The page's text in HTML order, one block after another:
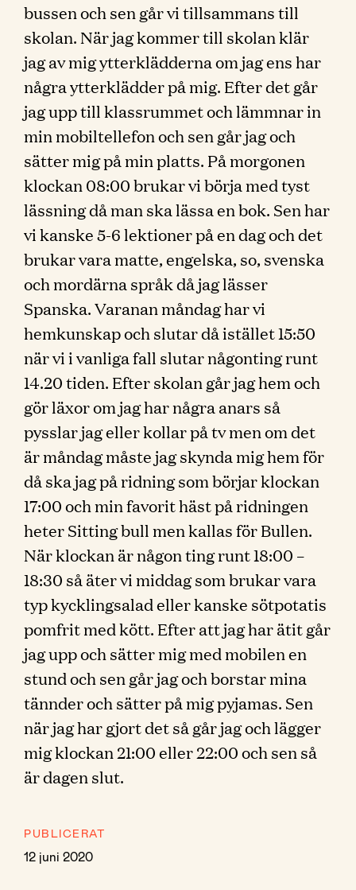
bussen och sen går vi tillsammans till
skolan. När jag kommer till skolan klär
jag av mig ytterklädderna om jag ens har
några ytterklädder på mig. Efter det går
jag upp till klassrummet och lämmnar in
min mobiltellefon och sen går jag och
sätter mig på min platts. På morgonen
klockan 08:00 brukar vi börja med tyst
lässning då man ska lässa en bok. Sen har
vi kanske 5-6 lektioner på en dag och det
brukar vara matte, engelska, so, svenska
och mordärna språk då jag lässer
Spanska. Varanan måndag har vi
hemkunskap och slutar då istället 15:50
när vi i vanliga fall slutar någonting runt
14.20 tiden. Efter skolan går jag hem och
gör läxor om jag har några anars så
pysslar jag eller kollar på tv men om det
är måndag måste jag skynda mig hem för
då ska jag på ridning som börjar klockan
17:00 och min favorit häst på ridningen
heter Sitting bull men kallas för Bullen.
När klockan är någon ting runt 18:00 –
18:30 så äter vi middag som brukar vara
typ kycklingsalad eller kanske sötpotatis
pomfrit med kött. Efter att jag har ätit går
jag upp och sätter mig med mobilen en
stund och sen går jag och borstar mina
tännder och sätter på mig pyjamas. Sen
när jag har gjort det så går jag och lägger
mig klockan 21:00 eller 22:00 och sen så
är dagen slut.
PUBLICERAT
12 juni 2020